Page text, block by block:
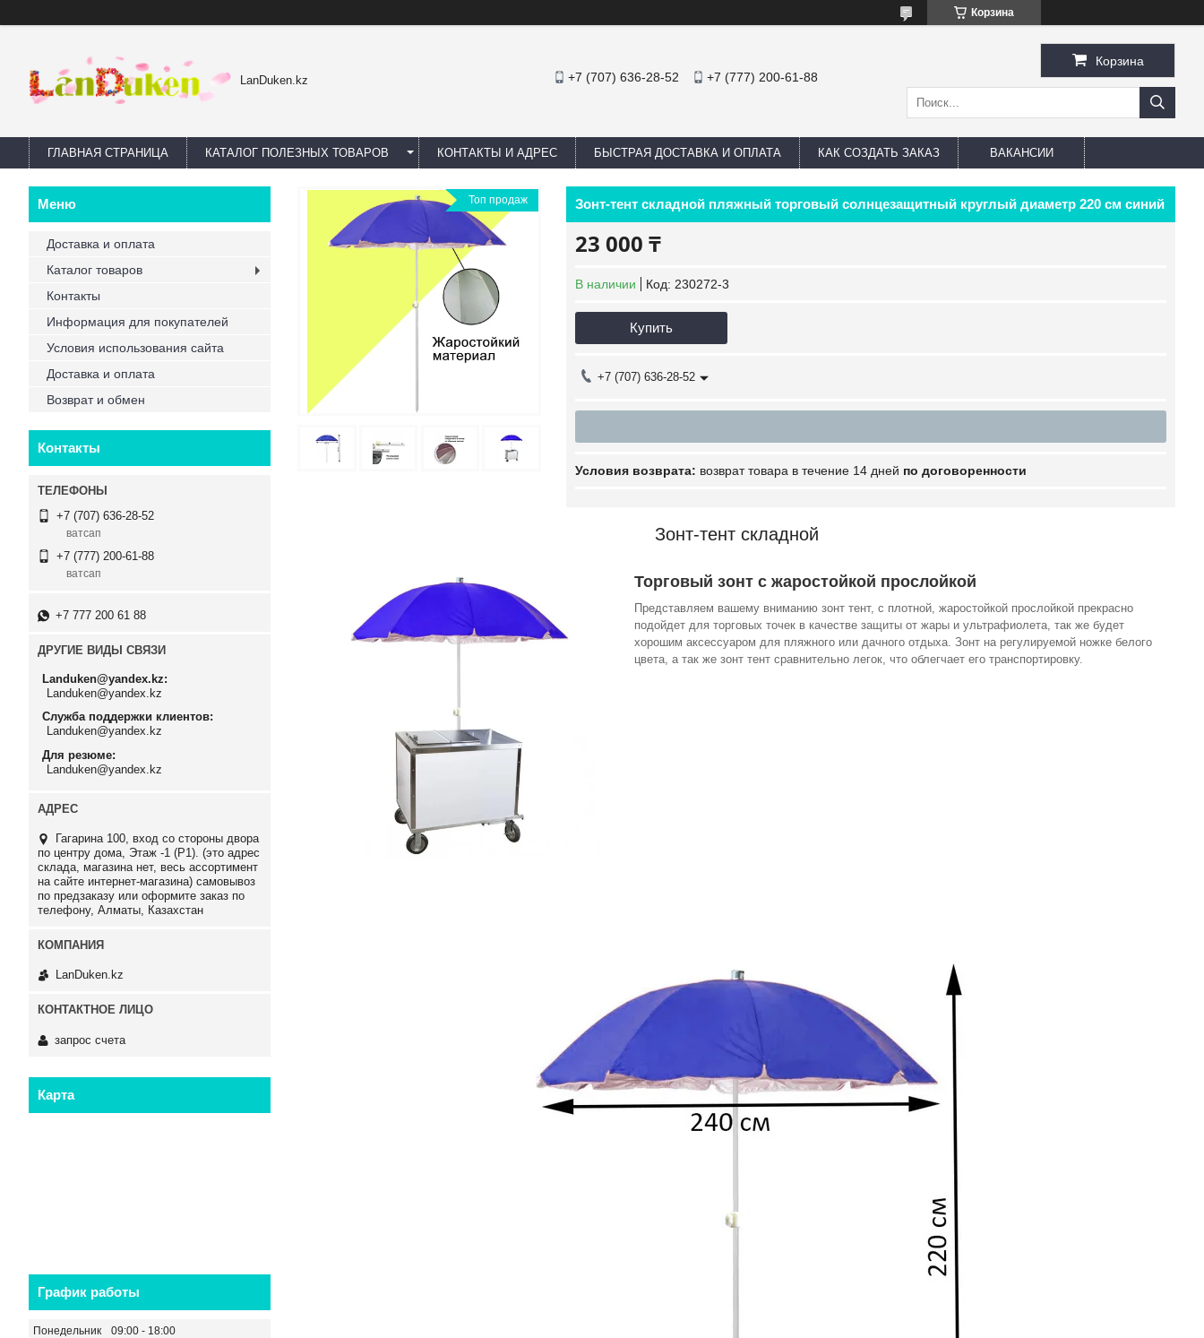
Корзина
LanDuken.kz +7 (707) 636-28-52 +7 (777) 200-61-88
Корзина
ГЛАВНАЯ СТРАНИЦА КАТАЛОГ ПОЛЕЗНЫХ ТОВАРОВ КОНТАКТЫ И АДРЕС БЫСТРАЯ ДОСТАВКА И ОПЛАТА КАК СОЗДАТЬ ЗАКАЗ ВАКАНСИИ
Топ продаж Зонт-тент складной пляжный торговый солнцезащитный круглый диаметр 220 см синий
23 000 ₸
В наличии Код: 230272-3
Купить
+7 (707) 636-28-52
возврат товара в течение 14 дней по договоренности
Зонт-тент складной
Торговый зонт с жаростойкой прослойкой
Представляем вашему вниманию зонт тент, с плотной, жаростойкой прослойкой прекрасно
подойдет для торговых точек в качестве защиты от жары и ультрафиолета, так же будет
хорошим аксессуаром для пляжного или дачного отдыха. Зонт на регулируемой ножке белого
цвета, а так же зонт тент сравнительно легок, что облегчает его транспортировку.
Доставка и оплата
Каталог товаров
Контакты
Информация для покупателей
Условия использования сайта
Доставка и оплата
Возврат и обмен
Контакты
+7 (707) 636-28-52
ватсап
+7 (777) 200-61-88
ватсап
+7 777 200 61 88
ДРУГИЕ ВИДЫ СВЯЗИ
Landuken@yandex.kz
Landuken@yandex.kz
Служба поддержки клиентов
Landuken@yandex.kz
Для резюме
Landuken@yandex.kz
Гагарина 100, вход со стороны двора
по центру дома, Этаж -1 (P1). (это адрес
склада, магазина нет, весь ассортимент
на сайте интернет-магазина) самовывоз
по предзаказу или оформите заказ по
телефону, Алматы, Казахстан
LanDuken.kz
запрос счета
Карта
График работы
Понедельник 09:00
18:00